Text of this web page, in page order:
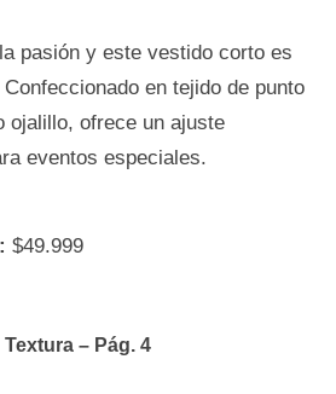
pasión y este vestido corto es
en tejido de punto
ojalillo, ofrece un ajuste
eventos especiales.
$49.999
– Pág. 4